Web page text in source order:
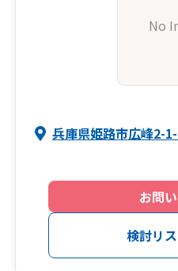
No
兵庫県姫路市広峰2-
お問
検討リ